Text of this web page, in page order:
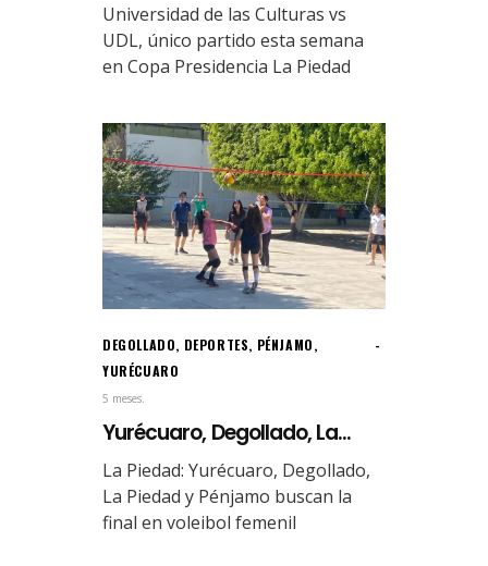
Universidad de las Culturas vs
UDL, único partido esta semana
en Copa Presidencia La Piedad
DEGOLLADO, DEPORTES, PÉNJAMO,
YURÉCUARO
5 meses.
Yurécuaro, Degollado, La...
La Piedad: Yurécuaro, Degollado,
La Piedad y Pénjamo buscan la
final en voleibol femenil